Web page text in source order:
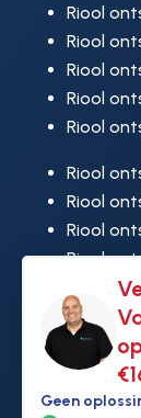
Geen
Riool
Riool
Riool
Riool
Riool
Riool
Riool
Riool
Riool
Riool
Riool